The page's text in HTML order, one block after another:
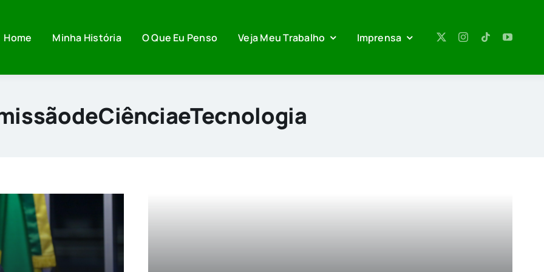
Home Minha História O Que Eu Penso Veja Meu Trabalho Imprensa